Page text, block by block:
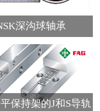
深沟球轴承
保持架的J和S导轨